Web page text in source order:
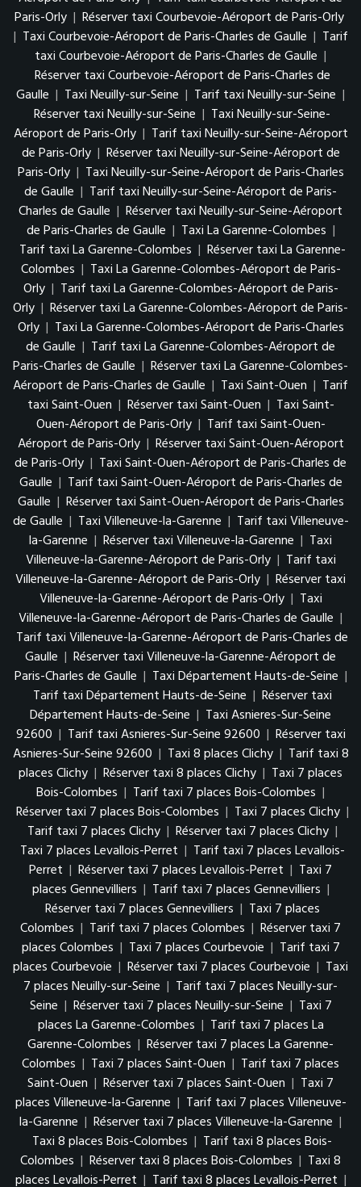
Paris-Orly | Réserver taxi Courbevoie-Aéroport de Paris-Orly
| Taxi Courbevoie-Aéroport de Paris-Charles de Gaulle | Tarif
taxi Courbevoie-Aéroport de Paris-Charles de Gaulle |
Réserver taxi Courbevoie-Aéroport de Paris-Charles de
Gaulle | Taxi Neuilly-sur-Seine | Tarif taxi Neuilly-sur-Seine |
Réserver taxi Neuilly-sur-Seine | Taxi Neuilly-sur-Seine-
Aéroport de Paris-Orly | Tarif taxi Neuilly-sur-Seine-Aéroport
de Paris-Orly | Réserver taxi Neuilly-sur-Seine-Aéroport de
Paris-Orly | Taxi Neuilly-sur-Seine-Aéroport de Paris-Charles
de Gaulle | Tarif taxi Neuilly-sur-Seine-Aéroport de Paris-
Charles de Gaulle | Réserver taxi Neuilly-sur-Seine-Aéroport
de Paris-Charles de Gaulle | Taxi La Garenne-Colombes |
Tarif taxi La Garenne-Colombes | Réserver taxi La Garenne-
Colombes | Taxi La Garenne-Colombes-Aéroport de Paris-
Orly | Tarif taxi La Garenne-Colombes-Aéroport de Paris-
Orly | Réserver taxi La Garenne-Colombes-Aéroport de Paris-
Orly | Taxi La Garenne-Colombes-Aéroport de Paris-Charles
de Gaulle | Tarif taxi La Garenne-Colombes-Aéroport de
Paris-Charles de Gaulle | Réserver taxi La Garenne-Colombes-
Aéroport de Paris-Charles de Gaulle | Taxi Saint-Ouen | Tarif
taxi Saint-Ouen | Réserver taxi Saint-Ouen | Taxi Saint-
Ouen-Aéroport de Paris-Orly | Tarif taxi Saint-Ouen-
Aéroport de Paris-Orly | Réserver taxi Saint-Ouen-Aéroport
de Paris-Orly | Taxi Saint-Ouen-Aéroport de Paris-Charles de
Gaulle | Tarif taxi Saint-Ouen-Aéroport de Paris-Charles de
Gaulle | Réserver taxi Saint-Ouen-Aéroport de Paris-Charles
de Gaulle | Taxi Villeneuve-la-Garenne | Tarif taxi Villeneuve-
la-Garenne | Réserver taxi Villeneuve-la-Garenne | Taxi
Villeneuve-la-Garenne-Aéroport de Paris-Orly | Tarif taxi
Villeneuve-la-Garenne-Aéroport de Paris-Orly | Réserver taxi
Villeneuve-la-Garenne-Aéroport de Paris-Orly | Taxi
Villeneuve-la-Garenne-Aéroport de Paris-Charles de Gaulle |
Tarif taxi Villeneuve-la-Garenne-Aéroport de Paris-Charles de
Gaulle | Réserver taxi Villeneuve-la-Garenne-Aéroport de
Paris-Charles de Gaulle | Taxi Département Hauts-de-Seine |
Tarif taxi Département Hauts-de-Seine | Réserver taxi
Département Hauts-de-Seine | Taxi Asnieres-Sur-Seine
92600 | Tarif taxi Asnieres-Sur-Seine 92600 | Réserver taxi
Asnieres-Sur-Seine 92600 | Taxi 8 places Clichy | Tarif taxi 8
places Clichy | Réserver taxi 8 places Clichy | Taxi 7 places
Bois-Colombes | Tarif taxi 7 places Bois-Colombes |
Réserver taxi 7 places Bois-Colombes | Taxi 7 places Clichy |
Tarif taxi 7 places Clichy | Réserver taxi 7 places Clichy |
Taxi 7 places Levallois-Perret | Tarif taxi 7 places Levallois-
Perret | Réserver taxi 7 places Levallois-Perret | Taxi 7
places Gennevilliers | Tarif taxi 7 places Gennevilliers |
Réserver taxi 7 places Gennevilliers | Taxi 7 places
Colombes | Tarif taxi 7 places Colombes | Réserver taxi 7
places Colombes | Taxi 7 places Courbevoie | Tarif taxi 7
places Courbevoie | Réserver taxi 7 places Courbevoie | Taxi
7 places Neuilly-sur-Seine | Tarif taxi 7 places Neuilly-sur-
Seine | Réserver taxi 7 places Neuilly-sur-Seine | Taxi 7
places La Garenne-Colombes | Tarif taxi 7 places La
Garenne-Colombes | Réserver taxi 7 places La Garenne-
Colombes | Taxi 7 places Saint-Ouen | Tarif taxi 7 places
Saint-Ouen | Réserver taxi 7 places Saint-Ouen | Taxi 7
places Villeneuve-la-Garenne | Tarif taxi 7 places Villeneuve-
la-Garenne | Réserver taxi 7 places Villeneuve-la-Garenne |
Taxi 8 places Bois-Colombes | Tarif taxi 8 places Bois-
Colombes | Réserver taxi 8 places Bois-Colombes | Taxi 8
places Levallois-Perret | Tarif taxi 8 places Levallois-Perret |